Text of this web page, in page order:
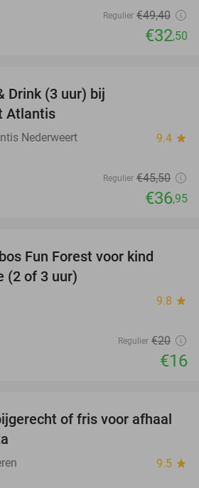
Regulier €49,40
€32,50
Drink (3 uur) bij
Atlantis
Nederweert 9.4 star
Regulier €45,50
€36,95
Fun Forest voor kind
(2 of 3 uur)
9.8 star
Regulier €20
€16
60%
of fris voor afhaal
9.5 star